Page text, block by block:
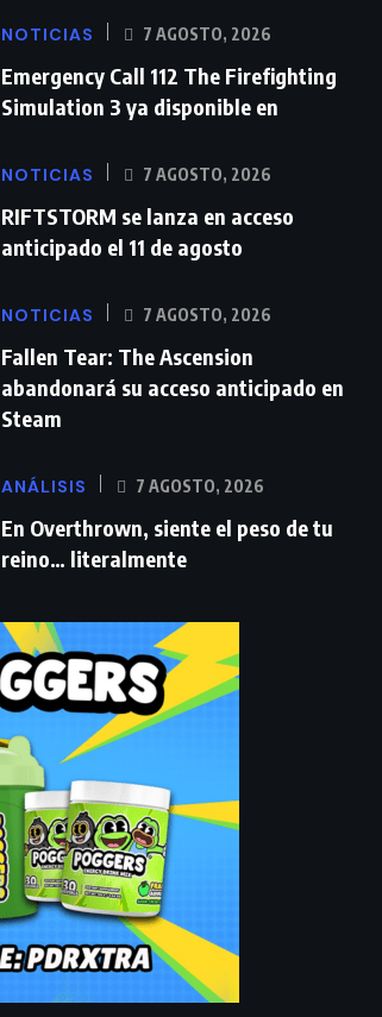
NOTICIAS 7 AGOSTO, 2026
Emergency Call 112 The Firefighting
Simulation 3 ya disponible en
NOTICIAS 7 AGOSTO, 2026
RIFTSTORM se lanza en acceso
anticipado el 11 de agosto
NOTICIAS 7 AGOSTO, 2026
Fallen Tear: The Ascension
abandonará su acceso anticipado en
Steam
ANÁLISIS 7 AGOSTO, 2026
En Overthrown, siente el peso de tu
reino… literalmente